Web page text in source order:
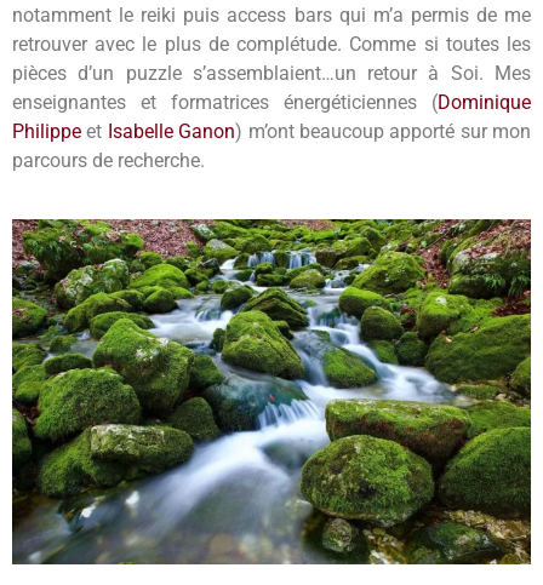
notamment le reiki puis access bars qui m’a permis de me
retrouver avec le plus de complétude. Comme si toutes les
pièces d’un puzzle s’assemblaient…un retour à Soi. Mes
enseignantes et formatrices énergéticiennes (Dominique
Philippe et Isabelle Ganon) m’ont beaucoup apporté sur mon
parcours de recherche.